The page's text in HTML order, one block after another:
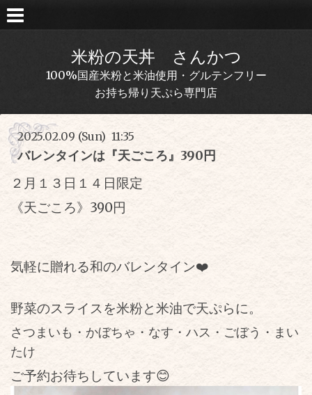
米粉の天丼 さんかつ
100%国産米粉と米油使用・グルテンフリー
お持ち帰り天ぷら専門店
2025.02.09 (Sun) 11:35
バレンタインは『天ごころ』390円
２月１３日１４日限定
《天ごころ》390円
気軽に贈れる和のバレンタイン❤️
野菜のスライスを米粉と米油で天ぷらに。
さつまいも・かぼちゃ・なす・ハス・ごぼう・まい
たけ
ご予約お待ちしています😊